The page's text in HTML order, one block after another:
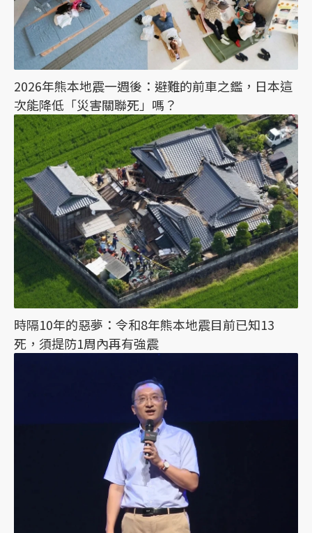
2026年熊本地震一週後：避難的前車之鑑，日本這
次能降低「災害關聯死」嗎？
時隔10年的惡夢：令和8年熊本地震目前已知13
死，須提防1周內再有強震